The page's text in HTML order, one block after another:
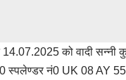
को वादी सन्नी
स्पलेण्डर नं0 UK 08 AY